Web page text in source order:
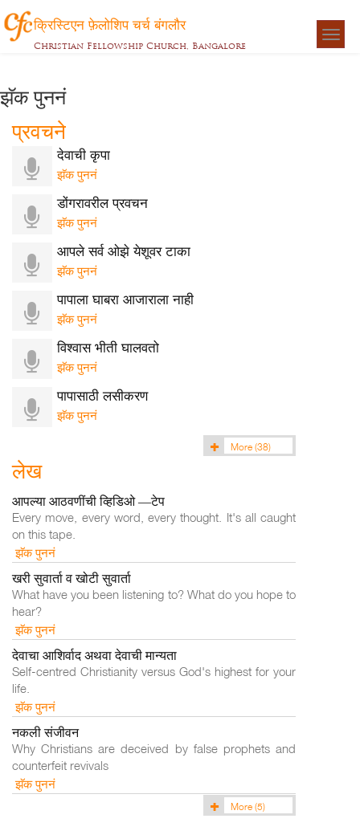
क्रिस्टिएन फ़ेलोशिप चर्च बंगलौर
Christian Fellowship Church, Bangalore
झॅक पुननं
प्रवचने
देवाची कृपा
झॅक पुननं
डोंगरावरील प्रवचन
झॅक पुननं
आपले सर्व ओझे येशूवर टाका
झॅक पुननं
पापाला घाबरा आजाराला नाही
झॅक पुननं
विश्वास भीती घालवतो
झॅक पुननं
पापासाठी लसीकरण
झॅक पुननं
More (38)
लेख
आपल्या आठवणींची व्हिडिओ —टेप
Every move, every word, every thought. It's all caught
on this tape.
झॅक पुननं
खरी सुवार्ता व खोटी सुवार्ता
What have you been listening to? What do you hope to
hear?
झॅक पुननं
देवाचा आशिर्वाद अथवा देवाची मान्यता
Self-centred Christianity versus God's highest for your
life.
झॅक पुननं
नकली संजीवन
Why Christians are deceived by false prophets and
counterfeit revivals
झॅक पुननं
More (5)